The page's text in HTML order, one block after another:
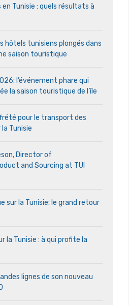
Tunisie : quels résultats à
hôtels tunisiens plongés dans
saison touristique
l’événement phare qui
la saison touristique de l’île
pour le transport des
Tunisie
Director of
and Sourcing at TUI
sur la Tunisie: le grand retour
la Tunisie : à qui profite la
lignes de son nouveau